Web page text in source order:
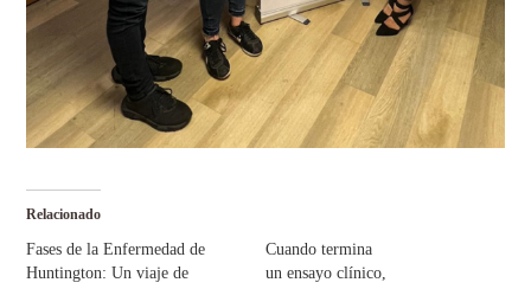
Relacionado
Fases de la Enfermedad de
Huntington: Un viaje de
Cuando termina
un ensayo clínico,